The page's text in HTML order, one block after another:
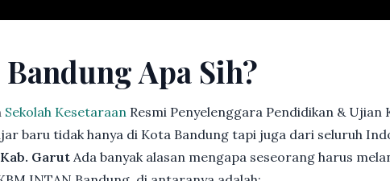
Apa Sih?
Sekolah Kesetaraan Resmi Penyelenggara Pendidikan & Ujian
baru tidak hanya di Kota Bandung tapi juga dari seluruh
Garut Ada banyak alasan mengapa seseorang harus